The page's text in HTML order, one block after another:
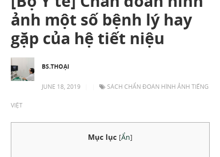
ảnh một số bệnh lý hay
gặp của hệ tiết niệu
BS.THOẠI
JUNE 18, 2019 SÁCH CHẨN ĐOÁN HÌNH ẢNH TIẾNG
VIỆT
Mục lục [Ẩn]